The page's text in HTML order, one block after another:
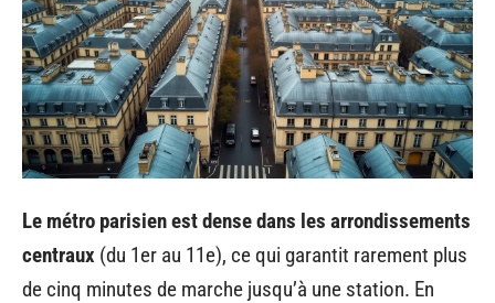
Le métro parisien est dense dans les arrondissements
centraux (du 1er au 11e), ce qui garantit rarement plus
de cinq minutes de marche jusqu’à une station. En